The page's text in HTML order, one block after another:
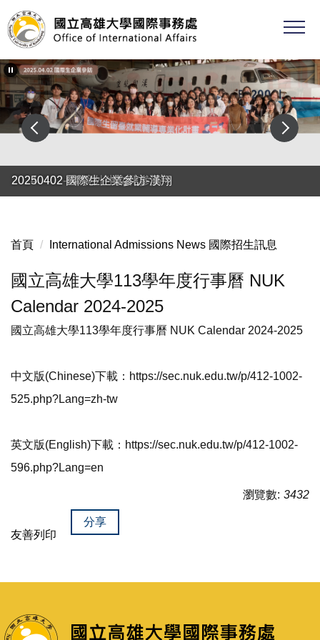
跳
到
主
要
內
容
區
20250402 國際生企業參訪-漢翔
20240402-04 境外生文化參訪
首頁 International Admissions News 國際招生訊息
國立高雄大學113學年度行事曆 NUK
Calendar 2024-2025
國立高雄大學113學年度行事曆 NUK Calendar 2024-2025
中文版(Chinese)下載：https://sec.nuk.edu.tw/p/412-1002-
525.php?Lang=zh-tw
英文版(English)下載：https://sec.nuk.edu.tw/p/412-1002-
596.php?Lang=en
瀏覽數: 3432
友善列印
分享